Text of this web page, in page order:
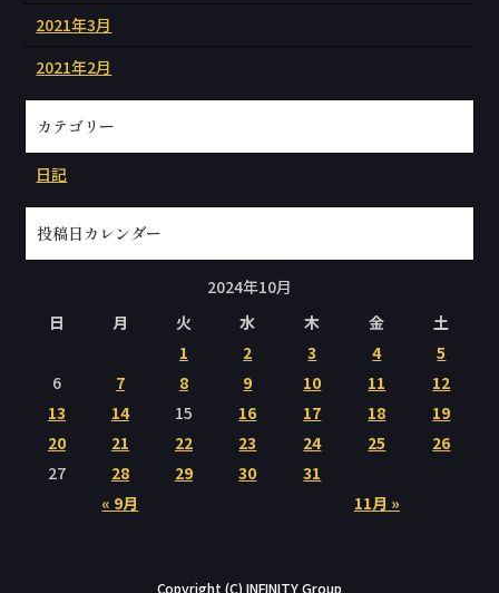
2021年3月
2021年2月
カテゴリー
日記
投稿日カレンダー
2024年10月
日
月 火 水 木 金 土
« 9月 11月 »
1 2 3 4
5
6
7 8 9 10 11
12
13
14 15 16 17 18
19
20
21 22 23 24 25
26
27
28 29 30 31
Copyright (C) INFINITY Group